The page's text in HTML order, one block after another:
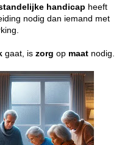
handicap heeft
nodig dan iemand met
gaat, is zorg op maat nodig.